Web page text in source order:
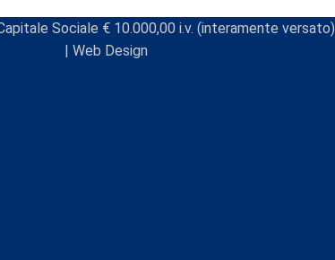
Sociale € 10.000,00 i.v. (interamente versato)
| Web Design